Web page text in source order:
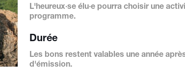
L'heureux·se élu·e pourra choisir une
programme.
Durée
Les bons restent valables une année
d'émission.